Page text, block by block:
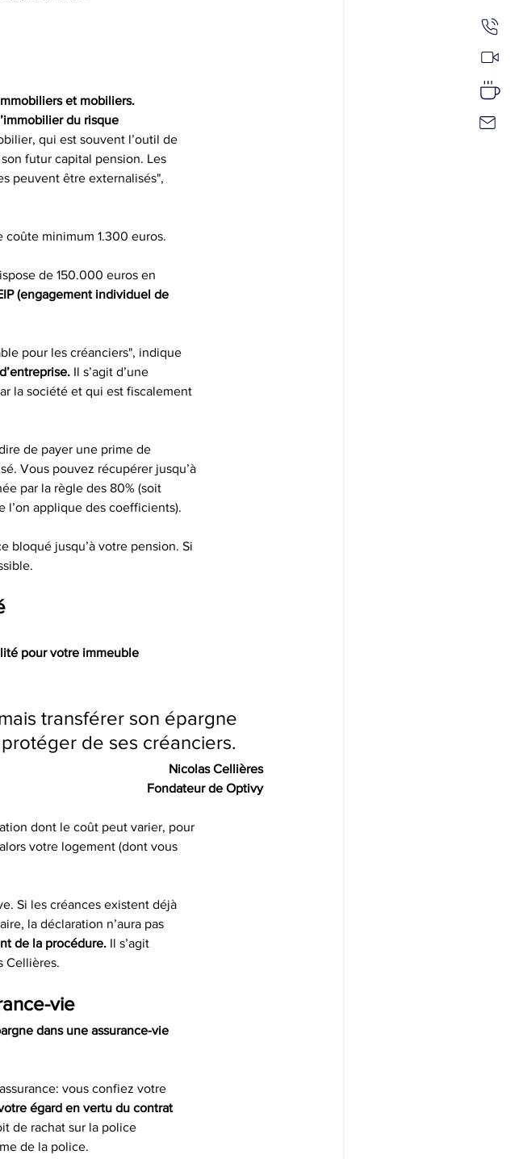
et mobiliers.
du risque
qui est souvent l’outil de
futur capital pension. Les
peuvent être externalisés",
coûte minimum 1.300 euros.
de 150.000 euros en
(engagement individuel de
pour les créanciers", indique
Il s’agit d’une
la société et qui est fiscalement
de payer une prime de
Vous pouvez récupérer jusqu’à
par la règle des 80% (soit
l’on applique des coefficients).
bloqué jusqu’à votre pension. Si
pour votre immeuble
transférer son épargne
de ses créanciers.
Nicolas Cellières
Fondateur de Optivy
dont le coût peut varier, pour
votre logement (dont vous
Si les créances existent déjà
la déclaration n’aura pas
de la procédure. Il s’agit
Cellières.
vie
dans une assurance-vie
vous confiez votre
égard en vertu du contrat
de rachat sur la police
de la police.